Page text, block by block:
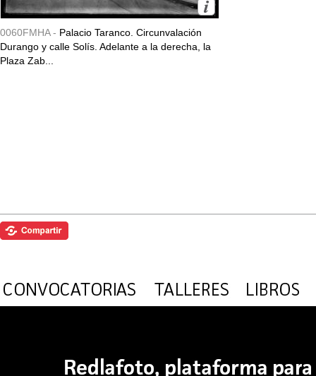
0060FMHA - Palacio Taranco. Circunvalación
Durango y calle Solís. Adelante a la derecha, la
Plaza Zab...